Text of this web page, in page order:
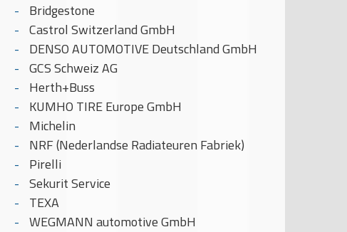
Bridgestone
Castrol Switzerland GmbH
DENSO AUTOMOTIVE Deutschland GmbH
GCS Schweiz AG
Herth+Buss
KUMHO TIRE Europe GmbH
Michelin
NRF (Nederlandse Radiateuren Fabriek)
Pirelli
Sekurit Service
TEXA
WEGMANN automotive GmbH